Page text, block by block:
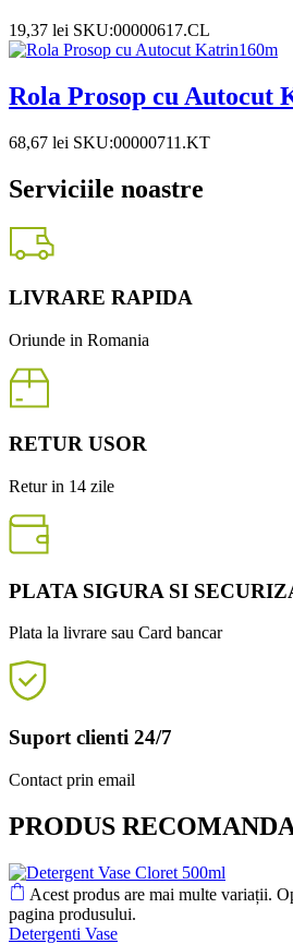
19,37 lei SKU:00000617.CL
Rola Prosop cu Autocut
68,67 lei SKU:00000711.KT
Serviciile noastre
LIVRARE RAPIDA
Oriunde in Romania
RETUR USOR
Retur in 14 zile
PLATA SIGURA SI
Plata la livrare sau Card bancar
Suport clienti 24/7
Contact prin email
PRODUS
Acest produs are mai multe variații.
pagina produsului.
Detergenti Vase